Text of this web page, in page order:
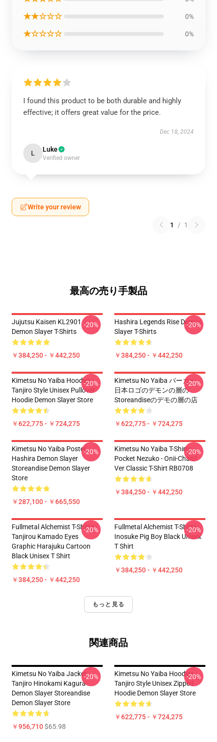
★★☆☆☆ 0%
★☆☆☆☆ 0%
I found this product to be both durable and highly
effective; it offers great value for the price.
Dec 18, 2024
L Luke
Verified owner
Write your review
1 / 1
最高の売り手製品
Jujutsu Kaisen KL2901
Demon Slayer T-Shirts
￥384,250 - ￥442,250
-20%
Hashira Legends Rise Demon
Slayer T-Shirts
￥384,250 - ￥442,250
-20%
Kimetsu No Yaiba Hoodies -
Tanjiro Style Unisex Pullover
Hoodie Demon Slayer Store
￥622,775 - ￥724,275
-20%
Kimetsu No Yaiba パーカー -
日本ロゴのデモンの層の
Storeandiseのデモの層の店
￥622,775 - ￥724,275
-20%
Kimetsu No Yaiba Poster
Hashira Demon Slayer
Storeandise Demon Slayer
Store
￥287,100 - ￥665,550
-20%
Kimetsu No Yaiba T-Shirts -
Pocket Nezuko - Onii-Chan?
Ver Classic T-Shirt RB0708
￥384,250 - ￥442,250
-20%
Fullmetal Alchemist T-Shirts -
Tanjirou Kamado Eyes
Graphic Harajuku Cartoon
Black Unisex T Shirt
￥384,250 - ￥442,250
-20%
Fullmetal Alchemist T-Shirts -
Inosuke Pig Boy Black Unisex
T Shirt
￥384,250 - ￥442,250
-20%
もっと見る
関連商品
Kimetsu No Yaiba Jacket
Tanjiro Hinokami Kagura
Demon Slayer Storeandise
Demon Slayer Store
￥956,710$65.98
-20%
Kimetsu No Yaiba Hoodies -
Tanjiro Style Unisex Zipped
Hoodie Demon Slayer Store
￥622,775 - ￥724,275
-20%